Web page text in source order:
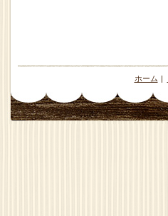
ホーム |